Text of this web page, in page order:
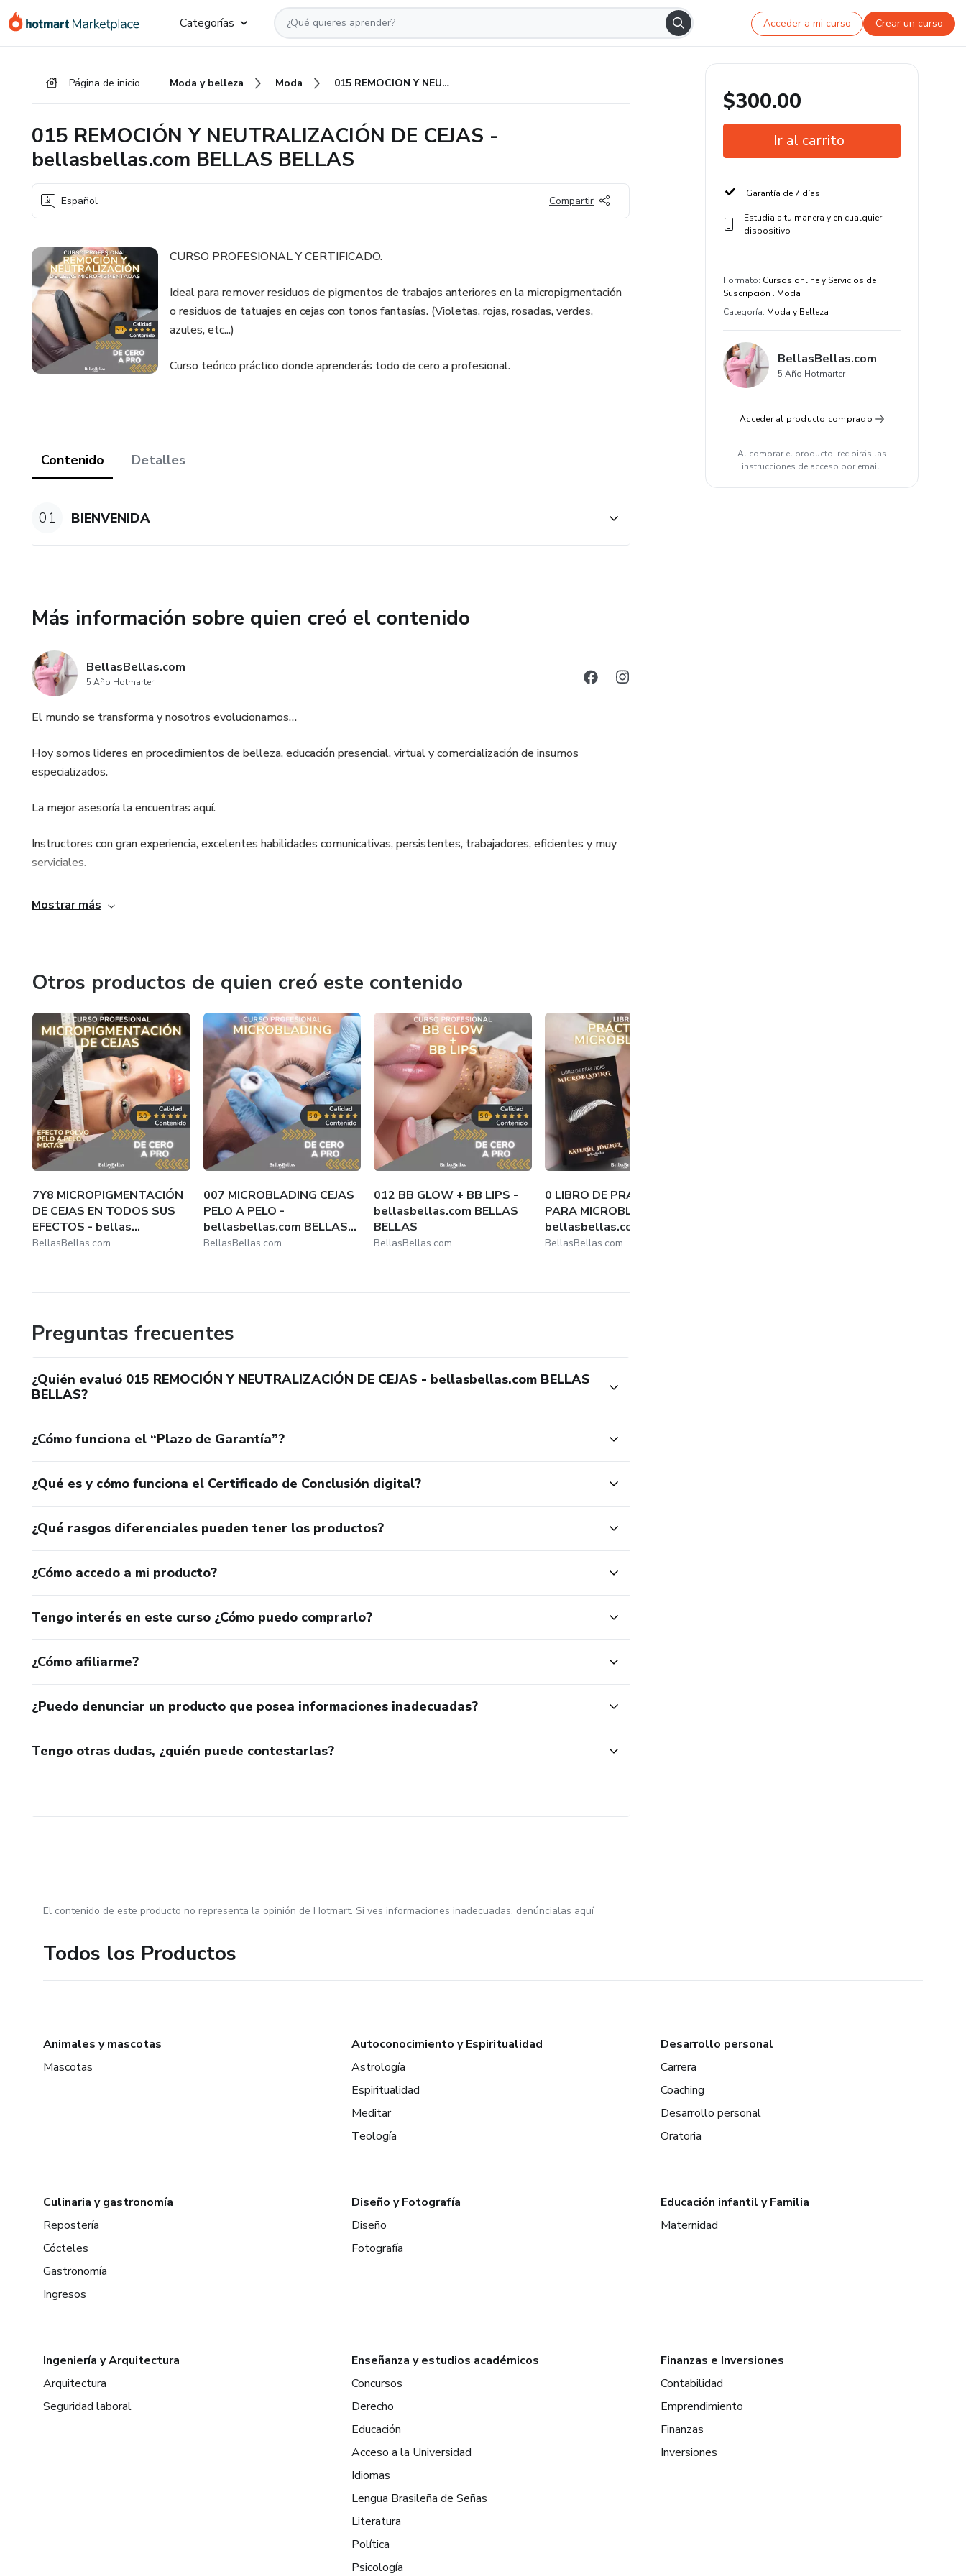
Categorías Acceder a mi curso Crear un curso
Página de inicio Moda y belleza Moda 015 REMOCIÓN Y NEUTRALIZACIÓN DE CEJAS - bellasbellas.com BELLAS BELLAS
015 REMOCIÓN Y NEUTRALIZACIÓN DE CEJAS -
bellasbellas.com BELLAS BELLAS
Español Compartir
CURSO PROFESIONAL Y CERTIFICADO.
Ideal para remover residuos de pigmentos de trabajos anteriores en la micropigmentación
o residuos de tatuajes en cejas con tonos fantasías. (Violetas, rojas, rosadas, verdes,
azules, etc...)
Curso teórico práctico donde aprenderás todo de cero a profesional.
Contenido Detalles
01 BIENVENIDA
Más información sobre quien creó el contenido
BellasBellas.com
5 Año Hotmarter
El mundo se transforma y nosotros evolucionamos…
Hoy somos lideres en procedimientos de belleza, educación presencial, virtual y comercialización de insumos
especializados.
La mejor asesoría la encuentras aquí.
Instructores con gran experiencia, excelentes habilidades comunicativas, persistentes, trabajadores, eficientes y muy
serviciales.
KATERIN JIMENEZ
Instructora de belleza y cosmetología integral desde el año 2012
Comprometida con el aprendizaje constante, se mantiene a la vanguardia e implementa métodos que se convierten
fácilmente en tendencia dentro de su comunidad de estudiantes.
Cofundadora de BellasBellas.com
Mostrar más
Otros productos de quien creó este contenido
7Y8 MICROPIGMENTACIÓN
DE CEJAS EN TODOS SUS
EFECTOS - bellas...
BellasBellas.com
007 MICROBLADING CEJAS
PELO A PELO -
bellasbellas.com BELLAS...
BellasBellas.com
012 BB GLOW + BB LIPS -
bellasbellas.com BELLAS
BELLAS
BellasBellas.com
0 LIBRO DE PRÁCTICA
PARA MICROBLADING -
bellasbellas.com BEL...
BellasBellas.com
Preguntas frecuentes
¿Quién evaluó 015 REMOCIÓN Y NEUTRALIZACIÓN DE CEJAS - bellasbellas.com BELLAS
BELLAS?
¿Cómo funciona el “Plazo de Garantía”?
¿Qué es y cómo funciona el Certificado de Conclusión digital?
¿Qué rasgos diferenciales pueden tener los productos?
¿Cómo accedo a mi producto?
Tengo interés en este curso ¿Cómo puedo comprarlo?
¿Cómo afiliarme?
¿Puedo denunciar un producto que posea informaciones inadecuadas?
Tengo otras dudas, ¿quién puede contestarlas?
$300.00
Ir al carrito
Garantía de 7 días
Estudia a tu manera y en cualquier
dispositivo
Formato: Cursos online y Servicios de
Suscripción . Moda
Categoría: Moda y Belleza
BellasBellas.com
5 Año Hotmarter
Acceder al producto comprado
Al comprar el producto, recibirás las
instrucciones de acceso por email.
El contenido de este producto no representa la opinión de Hotmart. Si ves informaciones inadecuadas, denúncialas aquí
Todos los Productos
Animales y mascotas
Mascotas
Autoconocimiento y Espiritualidad
Astrología
Espiritualidad
Meditar
Teología
Desarrollo personal
Carrera
Coaching
Desarrollo personal
Oratoria
Culinaria y gastronomía
Repostería
Cócteles
Gastronomía
Ingresos
Diseño y Fotografía
Diseño
Fotografía
Educación infantil y Familia
Maternidad
Ingeniería y Arquitectura
Arquitectura
Seguridad laboral
Enseñanza y estudios académicos
Concursos
Derecho
Educación
Acceso a la Universidad
Idiomas
Lengua Brasileña de Señas
Literatura
Política
Psicología
Finanzas e Inversiones
Contabilidad
Emprendimiento
Finanzas
Inversiones